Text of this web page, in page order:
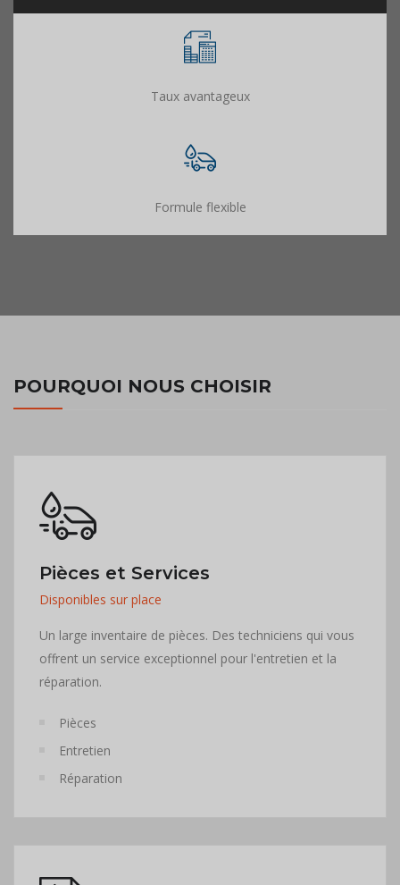
Taux avantageux
Formule flexible
POURQUOI NOUS CHOISIR
Pièces et Services
Disponibles sur place
Un large inventaire de pièces. Des techniciens qui vous
offrent un service exceptionnel pour l'entretien et la
réparation.
Pièces
Entretien
Réparation